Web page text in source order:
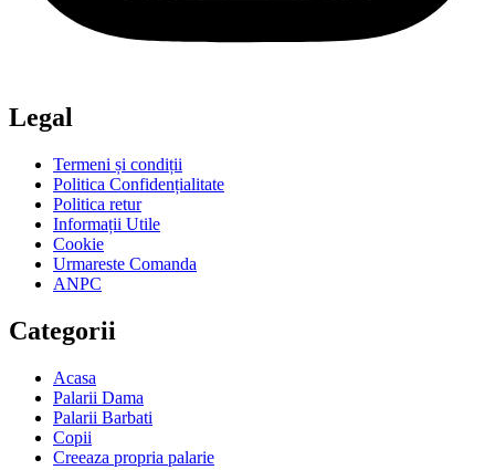
Legal
Termeni și condiții
Politica Confidențialitate
Politica retur
Informații Utile
Cookie
Urmareste Comanda
ANPC
Categorii
Acasa
Palarii Dama
Palarii Barbati
Copii
Creeaza propria palarie